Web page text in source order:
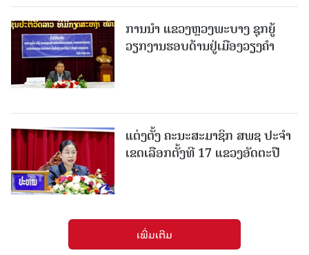
ການນຳ ແຂວງຫຼວງພະບາງ ຊຸກຍູ້
ວຽກງານຮອບດ້ານຢູ່ເມືອງວຽງຄໍາ
ແຕ່ງຕັ້ງ ຄະນະສະມາຊິກ ສພຊ ປະຈຳ
ເຂດເລືອກຕັ້ງທີ 17 ແຂວງອັດຕະປື
ເພີ່ມເຕີມ